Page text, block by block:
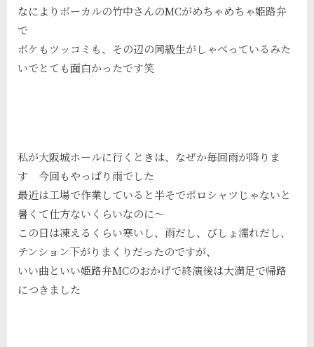
なによりボーカルの竹中さんのMCがめちゃめちゃ姫路弁
で
ボケもツッコミも、その辺の同級生がしゃべっているみた
いでとても面白かったです笑
私が大阪城ホールに行くときは、なぜか毎回雨が降りま
す 今回もやっぱり雨でした
最近は工場で作業していると半そでポロシャツじゃないと
暑くて仕方ないくらいなのに～
この日は凍えるくらい寒いし、雨だし、びしょ濡れだし、
テンション下がりまくりだったのですが、
いい曲といい姫路弁MCのおかげで終演後は大満足で帰路
につきました